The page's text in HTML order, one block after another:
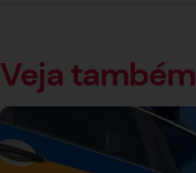
Veja também